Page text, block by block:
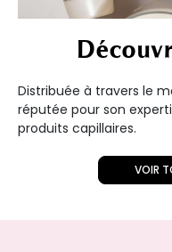
Distribuée à travers le
réputée pour son
produits capillaires.
VOIR